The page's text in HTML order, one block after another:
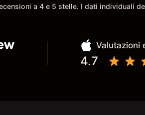
a 4 e 5 stelle. I dati individuali
Valutazioni
4.7